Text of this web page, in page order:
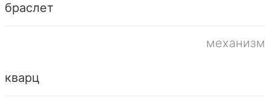
браслет
механизм
кварц